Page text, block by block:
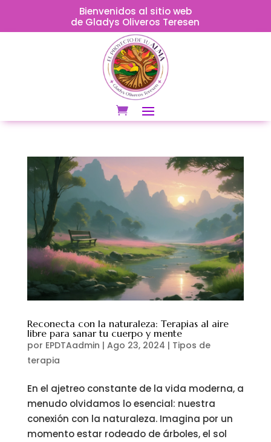
Bienvenidos al sitio web
de Gladys Oliveros Teresen
Reconecta con la naturaleza: Terapias al aire
libre para sanar tu cuerpo y mente
por EPDTAadmin | Ago 23, 2024 | Tipos de
terapia
En el ajetreo constante de la vida moderna, a
menudo olvidamos lo esencial: nuestra
conexión con la naturaleza. Imagina por un
momento estar rodeado de árboles, el sol